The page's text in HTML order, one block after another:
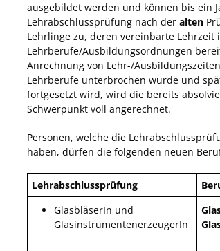
ausgebildet werden und können bis ein
Lehrabschlussprüfung nach der alten
Lehrlinge zu, deren vereinbarte Lehrzeit
Lehrberufe/Ausbildungsordnungen
Anrechnung von Lehr-/
Lehrberufe unterbrochen wurde und
fortgesetzt wird, wird die bereits
Schwerpunkt voll angerechnet.
Personen, welche die
haben, dürfen die folgenden neuen
Lehrabschlussprüfung
GlasbläserIn und
GlasinstrumentenerzeugerIn